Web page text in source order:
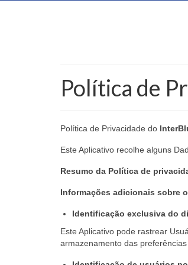
Política de
Política de Privacidade do
Este Aplicativo recolhe alguns
Resumo da Política de
Informações adicionais sobre
Identificação exclusiva do
Este Aplicativo pode rastrear
armazenamento das preferências